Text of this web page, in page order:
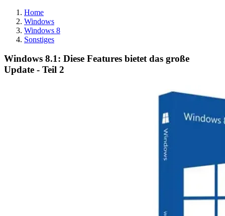
Home
Windows
Windows 8
Sonstiges
Windows 8.1: Diese Features bietet das große
Update - Teil 2